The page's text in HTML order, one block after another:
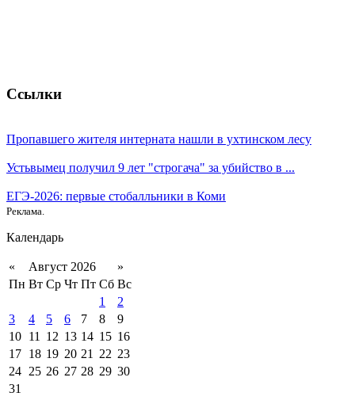
Ссылки
Пропавшего жителя интерната нашли в ухтинском лесу
Устьвымец получил 9 лет "строгача" за убийство в ...
ЕГЭ-2026: первые стобалльники в Коми
Реклама.
Календарь
« Август 2026
»
Пн Вт Ср Чт Пт Сб Вс
1
2
3
4 5 6 7 8
9
10 11 12 13 14 15 16
17 18 19 20 21 22 23
24 25 26 27 28 29 30
31